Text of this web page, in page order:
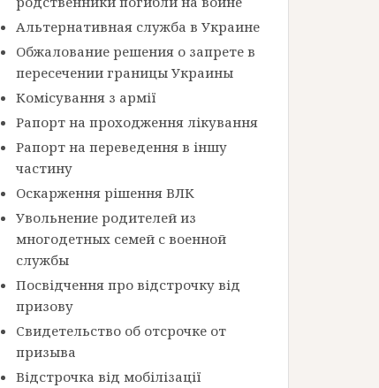
Альтернативная служба в Украине
Обжалование решения о запрете в
пересечении границы Украины
Комісування з армії
Рапорт на проходження лікування
Рапорт на переведення в іншу
частину
Оскарження рішення ВЛК
Увольнение родителей из
многодетных семей с военной
службы
Посвідчення про відстрочку від
призову
Свидетельство об отсрочке от
призыва
Відстрочка від мобілізації